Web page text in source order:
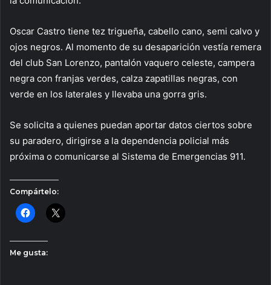
Oscar Castro tiene tez trigueña, cabello cano, semi calvo y
ojos negros. Al momento de su desaparición vestía remera
del club San Lorenzo, pantalón vaquero celeste, campera
negra con franjas verdes, calza zapatillas negras, con
verde en los laterales y llevaba una gorra gris.
Se solicita a quienes puedan aportar datos ciertos sobre
su paradero, dirigirse a la dependencia policial más
próxima o comunicarse al Sistema de Emergencias 911.
Compártelo:
Me gusta: